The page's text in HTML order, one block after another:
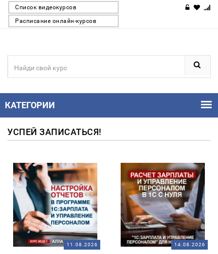
Список видеокурсов
Расписание онлайн-курсов
КАТЕГОРИИ
УСПЕЙ ЗАПИСАТЬСЯ!
11.08.2026 14.08.2026